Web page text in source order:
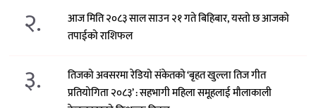
२.
आज मिति २०८३ साल साउन २१ गते बिहिबार, यस्तो छ आजको
तपाईको राशिफल
३.
तिजको अवसरमा रेडियो संकेतको ‘बृहत खुल्ला तिज गीत
प्रतियोगिता २०८३’ : सहभागी महिला समूहलाई मौलाकाली